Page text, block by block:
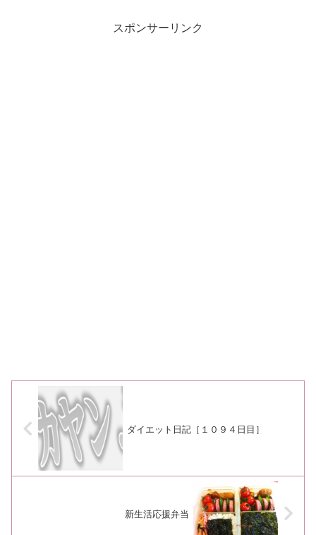
スポンサーリンク
ダイエット日記［１０９４日目］
新生活応援弁当